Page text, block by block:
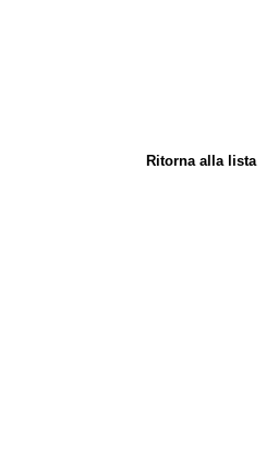
Ritorna alla lista